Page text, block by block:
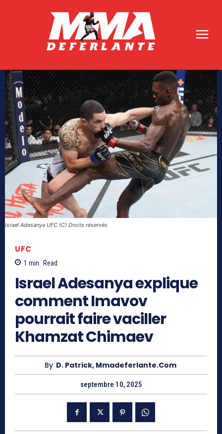
Israel Adesanya UFC (C) Droits réservés
UFC
1 min. Read
Israel Adesanya explique
comment Imavov
pourrait faire vaciller
Khamzat Chimaev
By D. Patrick, Mmadeferlante.com
septembre 10, 2025